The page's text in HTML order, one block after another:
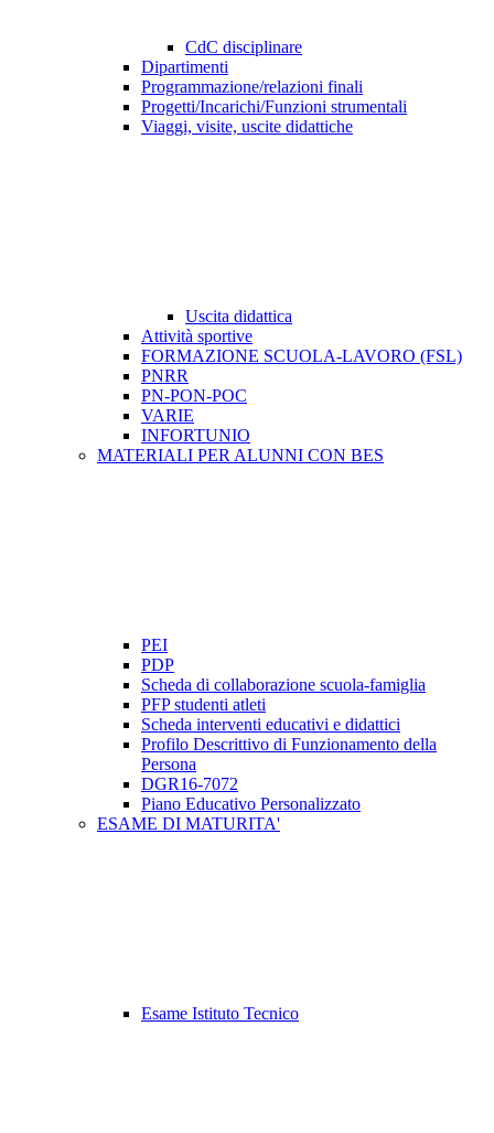
CdC disciplinare
Dipartimenti
Programmazione/relazioni finali
Progetti/Incarichi/Funzioni strumentali
Viaggi, visite, uscite didattiche
Uscita didattica
Attività sportive
FORMAZIONE SCUOLA-LAVORO (FSL)
PNRR
PN-PON-POC
VARIE
INFORTUNIO
MATERIALI PER ALUNNI CON BES
PEI
PDP
Scheda di collaborazione scuola-famiglia
PFP studenti atleti
Scheda interventi educativi e didattici
Profilo Descrittivo di Funzionamento della
Persona
DGR16-7072
Piano Educativo Personalizzato
ESAME DI MATURITA'
Esame Istituto Tecnico